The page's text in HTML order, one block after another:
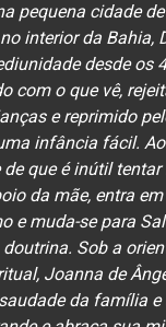
pequena cidade
interior da Bahia,
desde os
com o que vê,
e reprimido
infância fácil.
de que é inútil tentar
da mãe, entra
e muda-se para
Sob a
Joanna de
da família